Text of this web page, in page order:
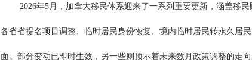
2026年5月，加拿大移民体系迎来了一系列重要更新，涵盖移民
各省省提名项目调整、临时居民身份恢复、境内临时居民转永久居
面。部分变动已即时生效，另一些则预示着未来数月政策调整的走向